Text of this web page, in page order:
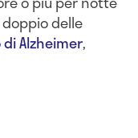
doppio delle
Alzheimer,